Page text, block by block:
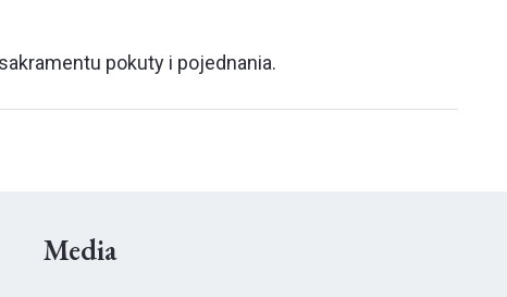
pokuty i pojednania.
Media